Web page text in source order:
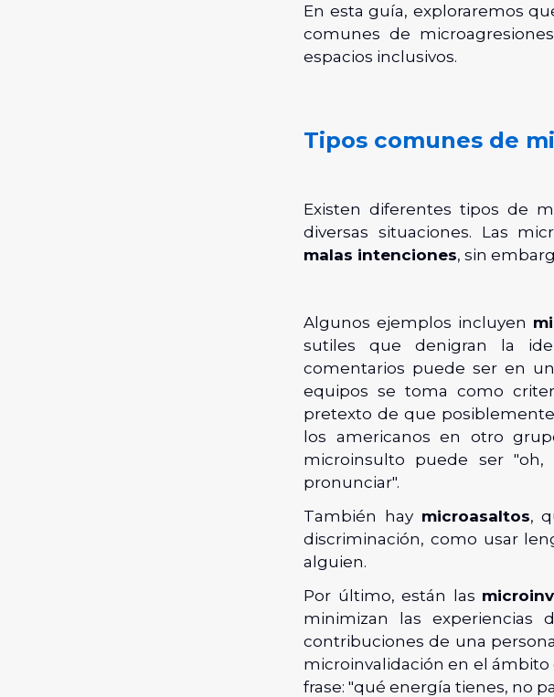
En esta guía, exploraremos
comunes de
espacios inclusivos.
Tipos comunes de
Existen diferentes tipos de
diversas situaciones. Las
malas intenciones, sin
Algunos ejemplos incluyen
sutiles que denigran la
comentarios puede ser en
equipos se toma como
pretexto de que
los americanos en otro
microinsulto puede ser
pronunciar".
También hay microasaltos,
discriminación, como usar
alguien.
Por último, están las
minimizan las experiencias
contribuciones de una
microinvalidación en el
frase: "qué energía tienes, no